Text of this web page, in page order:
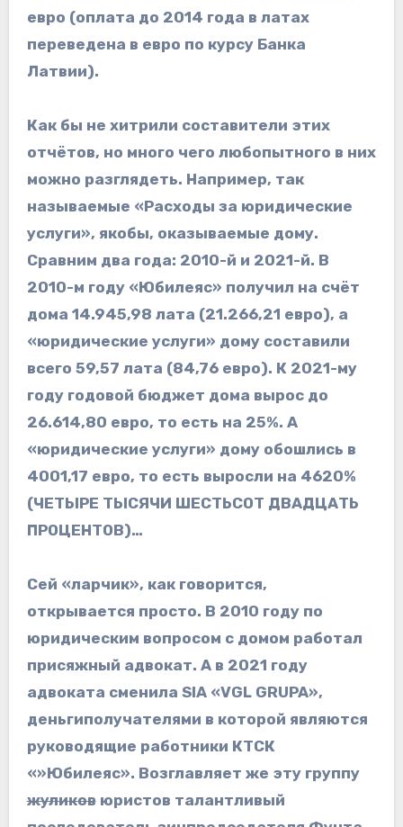
евро (оплата до 2014 года в латах
переведена в евро по курсу Банка
Латвии).
Как бы не хитрили составители этих
отчётов, но много чего любопытного в них
можно разглядеть. Например, так
называемые «Расходы за юридические
услуги», якобы, оказываемые дому.
Сравним два года: 2010-й и 2021-й. В
2010-м году «Юбилеяс» получил на счёт
дома 14.945,98 лата (21.266,21 евро), а
«юридические услуги» дому составили
всего 59,57 лата (84,76 евро). К 2021-му
году годовой бюджет дома вырос до
26.614,80 евро, то есть на 25%. А
«юридические услуги» дому обошлись в
4001,17 евро, то есть выросли на 4620%
(ЧЕТЫРЕ ТЫСЯЧИ ШЕСТЬСОТ ДВАДЦАТЬ
ПРОЦЕНТОВ)…
Сей «ларчик», как говорится,
открывается просто. В 2010 году по
юридическим вопросом с домом работал
присяжный адвокат. А в 2021 году
адвоката сменила SIA «VGL GRUPA»,
деньгиполучателями в которой являются
руководящие работники КТСК
«»Юбилеяс». Возглавляет же эту группу
жуликовюристов талантливый